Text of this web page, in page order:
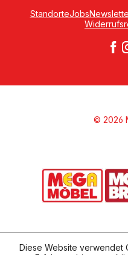
StandorteJobs
© 2026
Diese Website verwendet